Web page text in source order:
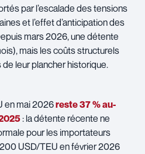
par l’escalade des tensions
et l’effet d’anticipation des
mars 2026, une détente
mais les coûts structurels
leur plancher historique.
en mai 2026reste 37 % au-
: la détente récente ne
pour les importateurs
USD/TEU en février 2026